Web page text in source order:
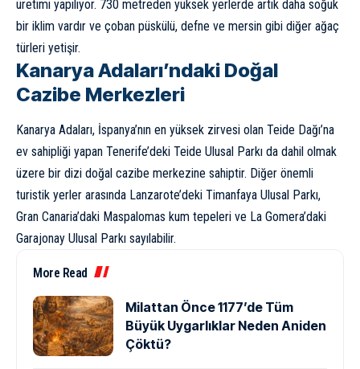
üretimi yapılıyor. 730 metreden yüksek yerlerde artık daha soğuk
bir iklim vardır ve çoban püskülü, defne ve mersin gibi diğer ağaç
türleri yetişir.
Kanarya Adaları’ndaki Doğal
Cazibe Merkezleri
Kanarya Adaları, İspanya’nın en yüksek zirvesi olan Teide Dağı’na
ev sahipliği yapan Tenerife’deki Teide Ulusal Parkı da dahil olmak
üzere bir dizi doğal cazibe merkezine sahiptir. Diğer önemli
turistik yerler arasında Lanzarote’deki Timanfaya Ulusal Parkı,
Gran Canaria’daki Maspalomas kum tepeleri ve La Gomera’daki
Garajonay Ulusal Parkı sayılabilir.
More Read
Milattan Önce 1177’de Tüm
Büyük Uygarlıklar Neden Aniden
Çöktü?